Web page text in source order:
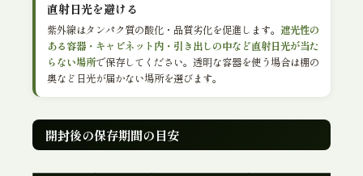
直射日光を避ける
紫外線はタンパク質の酸化・品質劣化を促進します。 遮光性の
ある容器・キャビネット内・引き出しの中など直射日光が当た
らない場所で保存してください。透明な容器を使う場合は棚の
奥など日光が届かない場所を選びます。
開封後の保存期間の目安